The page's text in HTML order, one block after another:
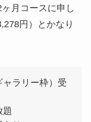
月コースに申し
円）とかなり
ャラリー枠）受
題